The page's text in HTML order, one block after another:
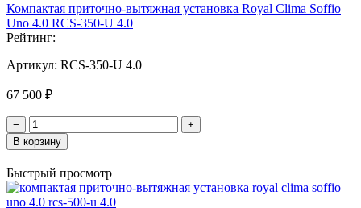
Компактая приточно-вытяжная установка Royal Clima Soffio
Uno 4.0 RCS-350-U 4.0
Рейтинг:
Артикул: RCS-350-U 4.0
67 500 ₽
−
+
В корзину
Быстрый просмотр